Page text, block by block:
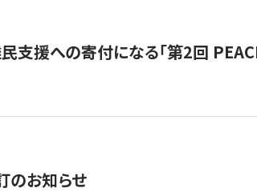
民支援への寄付になる「第2回
のお知らせ